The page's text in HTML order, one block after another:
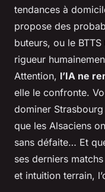
tendances à
propose des
buteurs, ou le
rigueur
Attention, l’IA ne
elle le confronte.
dominer
que les Alsaciens
sans défaite… Et
ses derniers
et intuition terrain,